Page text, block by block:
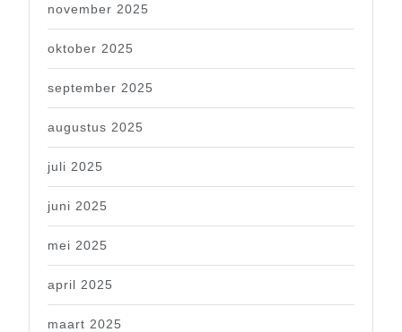
november 2025
oktober 2025
september 2025
augustus 2025
juli 2025
juni 2025
mei 2025
april 2025
maart 2025